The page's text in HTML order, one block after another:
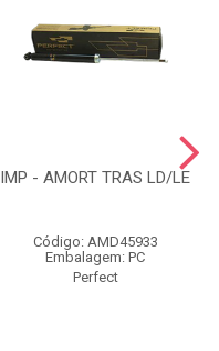
IMP - AMORT TRAS LD/LE
Código: AMD45933
Embalagem: PC
Perfect